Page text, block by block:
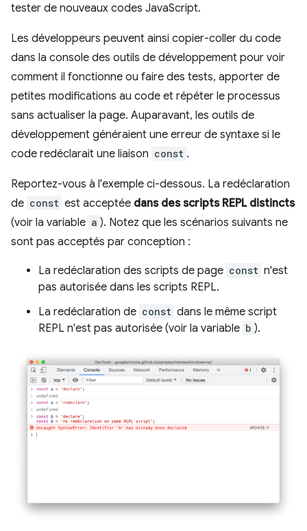
tester de nouveaux codes JavaScript.
Les développeurs peuvent ainsi copier-coller du code
dans la console des outils de développement pour voir
comment il fonctionne ou faire des tests, apporter de
petites modifications au code et répéter le processus
sans actualiser la page. Auparavant, les outils de
développement généraient une erreur de syntaxe si le
code redéclarait une liaison const .
Reportez-vous à l'exemple ci-dessous. La redéclaration
de const est acceptée dans des scripts REPL distincts
(voir la variable a ). Notez que les scénarios suivants ne
sont pas acceptés par conception :
La redéclaration des scripts de page const n'est
pas autorisée dans les scripts REPL.
La redéclaration de const dans le même script
REPL n'est pas autorisée (voir la variable b ).